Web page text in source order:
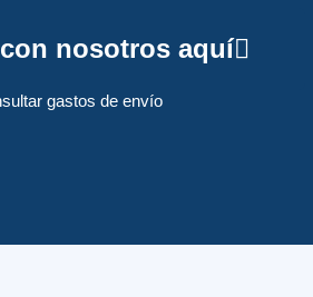
nosotros aquí
gastos de envío